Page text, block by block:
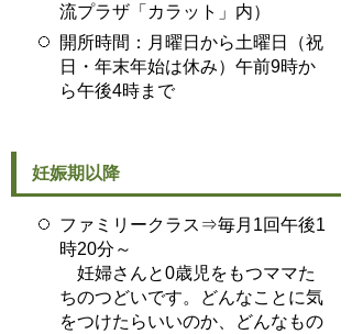
流プラザ「カラット」内）
開所時間：月曜日から土曜日（祝
日・年末年始は休み）午前9時か
ら午後4時まで
妊娠期以降
ファミリークラス⇒毎月1回午後1
時20分～
妊婦さんと0歳児をもつママた
ちのつどいです。どんなことに気
をつけたらいいのか、どんなもの